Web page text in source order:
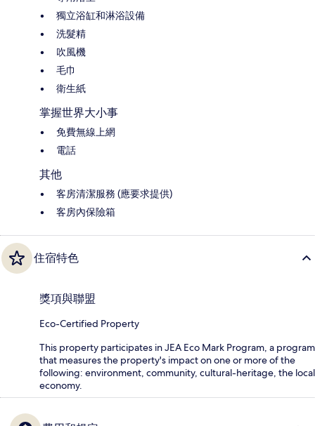
獨立浴缸和淋浴設備
洗髮精
吹風機
毛巾
衛生紙
掌握世界大小事
免費無線上網
電話
其他
客房清潔服務 (應要求提供)
客房內保險箱
住宿特色
獎項與聯盟
Eco-Certified Property
This property participates in JEA Eco Mark Program, a program
that measures the property's impact on one or more of the
following: environment, community, cultural-heritage, the local
economy.